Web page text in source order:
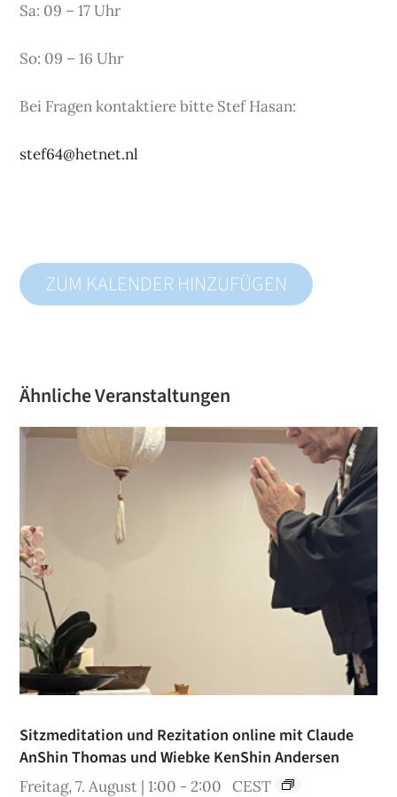
Sa: 09 – 17 Uhr
So: 09 – 16 Uhr
Bei Fragen kontaktiere bitte Stef Hasan:
stef64@hetnet.nl
ZUM KALENDER HINZUFÜGEN
Ähnliche Veranstaltungen
Sitzmeditation und Rezitation online mit Claude
AnShin Thomas und Wiebke KenShin Andersen
Freitag, 7. August | 1:00 -2:00 CEST